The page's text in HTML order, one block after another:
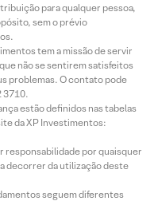
para qualquer pessoa,
sem o prévio
tem a missão de servir
não se sentirem satisfeitos
problemas. O contato pode
3710.
estão definidos nas tabelas
da XP Investimentos:
responsabilidade por quaisquer
decorrer da utilização deste
seguem diferentes